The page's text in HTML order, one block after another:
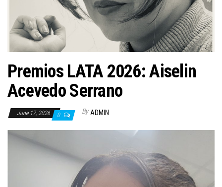
Premios LATA 2026: Aiselin
Acevedo Serrano
June 17, 2026 0 By ADMIN